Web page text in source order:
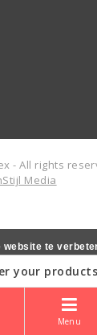
- All rights
Media
your products
Menu
website te
Meer over